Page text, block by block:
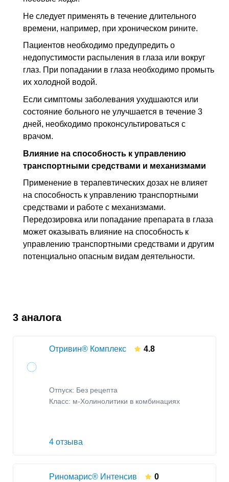
Не следует применять в течение длительного
времени, например, при хроническом рините.
Пациентов необходимо предупредить о
недопустимости распыления в глаза или вокруг
глаз. При попадании в глаза необходимо промыть
их холодной водой.
Если симптомы заболевания ухудшаются или
состояние больного не улучшается в течение 3
дней, необходимо проконсультироваться с
врачом.
Влияние на способность к управлению
транспортными средствами и механизмами
Применение в терапевтических дозах не влияет
на способность к управлению транспортными
средствами и работе с механизмами.
Передозировка или попадание препарата в глаза
может оказывать влияние на способность к
управлению транспортными средствами и другим
потенциально опасным видам деятельности.
3 аналога
Отривин® Комплекс 4.8
Отпуск: Без рецепта
Класс: м-Холинолитики в комбинациях
4 отзыва
Риномарис® Интенсив 0